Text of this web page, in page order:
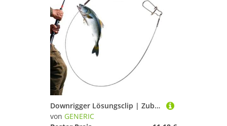
Downrigger Lösungsclip | Zubehör Für Hohe Zugbelastung - Angel Downrigger Schnur-Auslöser,Für Forellenangeln Trolling Meeresangeln Süßwasser Salzwasser Angeln
von GENERIC